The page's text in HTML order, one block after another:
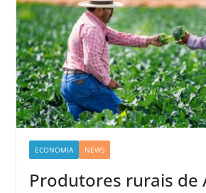
ECONOMIA NEWS
Produtores rurais de